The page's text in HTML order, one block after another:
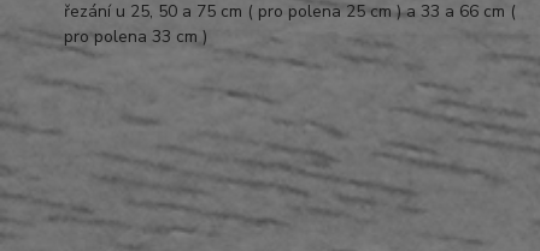
řezání u 25, 50 a 75 cm ( pro polena 25 cm ) a 33 a 66 cm (
pro polena 33 cm )